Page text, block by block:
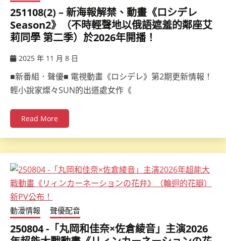
251108(2) – 新海報解禁、動畫《ロシデレ
Season2》（不時輕聲地以俄語遮羞的鄰座艾
莉同學 第二季）於2026年開播！
2025 年 11 月 8 日
■新番組．聲優■ 電視動畫《ロシデレ》第2期更新情報！
輕小說家燦々SUN的出道處女作《
Read More
動漫情報 聲優配音
250804 -「丸岡和佳奈×佐倉綾音」主演2026